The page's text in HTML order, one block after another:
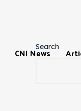
CNI News
Search